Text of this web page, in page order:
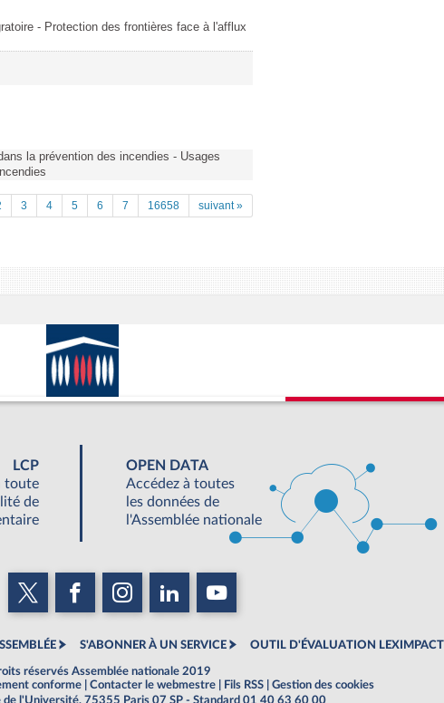
- Protection des frontières face à l'afflux
la prévention des incendies - Usages
3 4 5 6 7 16658 suivant »
LCP
toute
de
OPEN DATA
Accédez à toutes
les données de
l'Assemblée nationale
S'ABONNER À UN SERVICE OUTIL D'ÉVALUATION LEXIMPACT
réservés Assemblée nationale 2019
conforme Contacter le webmestre Fils RSS
Gestion des cookies
de l'Université, 75355 Paris 07 SP - Standard 01 40 63 60 00